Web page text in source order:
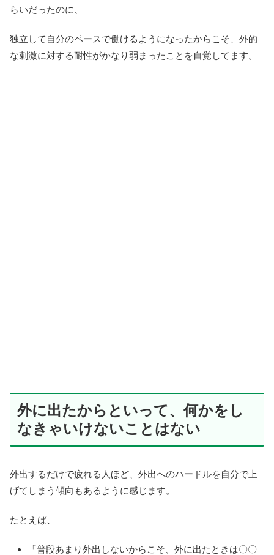
らいだったのに、
独立して自分のペースで働けるようになったからこそ、外的
な刺激に対する耐性がかなり弱まったことを自覚してます。
外に出たからといって、何かをし
なきゃいけないことはない
外出するだけで疲れる人ほど、外出へのハードルを自分で上
げてしまう傾向もあるように感じます。
たとえば、
「普段あまり外出しないからこそ、外に出たときは〇〇